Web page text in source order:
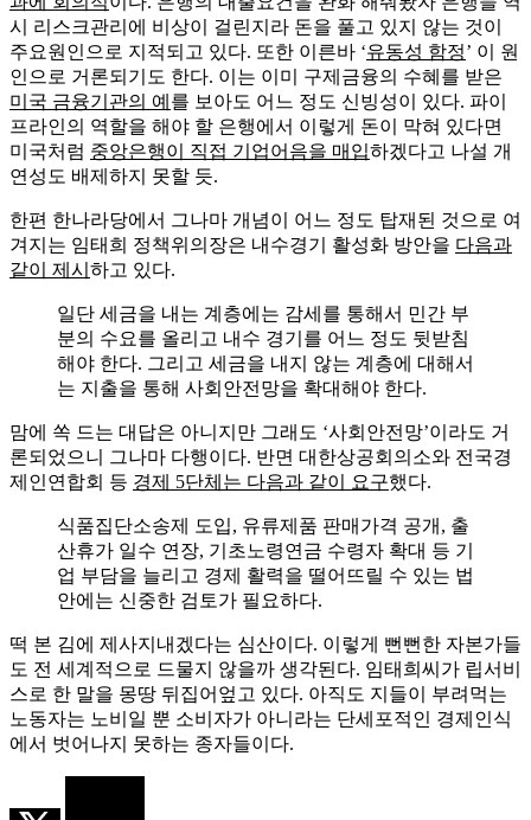
시 리스크관리에 비상이 걸린지라 돈을 풀고 있지 않는 것이
주요원인으로 지적되고 있다. 또한 이른바 ‘유동성 함정’ 이 원
인으로 거론되기도 한다. 이는 이미 구제금융의 수혜를 받은
미국 금융기관의 예 를 보아도 어느 정도 신빙성이 있다. 파이
프라인의 역할을 해야 할 은행에서 이렇게 돈이 막혀 있다면
미국처럼 중앙은행이 직접 기업어음을 매입하겠다고 나설 개
연성도 배제하지 못할 듯.
한편 한나라당에서 그나마 개념이 어느 정도 탑재된 것으로 여
겨지는 임태희 정책위의장은 내수경기 활성화 방안을 다음과
같이 제시 하고 있다.
일단 세금을 내는 계층에는 감세를 통해서 민간 부
분의 수요를 올리고 내수 경기를 어느 정도 뒷받침
해야 한다. 그리고 세금을 내지 않는 계층에 대해서
는 지출을 통해 사회안전망을 확대해야 한다.
맘에 쏙 드는 대답은 아니지만 그래도 ‘사회안전망’이라도 거
론되었으니 그나마 다행이다. 반면 대한상공회의소와 전국경
제인연합회 등 경제 5단체는 다음과 같이 요구했다.
식품집단소송제 도입, 유류제품 판매가격 공개, 출
산휴가 일수 연장, 기초노령연금 수령자 확대 등 기
업 부담을 늘리고 경제 활력을 떨어뜨릴 수 있는 법
안에는 신중한 검토가 필요하다.
떡 본 김에 제사지내겠다는 심산이다. 이렇게 뻔뻔한 자본가들
도 전 세계적으로 드물지 않을까 생각된다. 임태희씨가 립서비
스로 한 말을 몽땅 뒤집어엎고 있다. 아직도 지들이 부려먹는
노동자는 노비일 뿐 소비자가 아니라는 단세포적인 경제인식
에서 벗어나지 못하는 종자들이다.